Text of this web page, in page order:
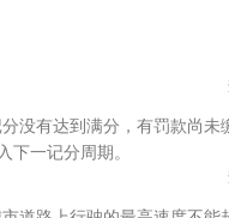
没有达到满分，有罚款尚未
下一记分周期。